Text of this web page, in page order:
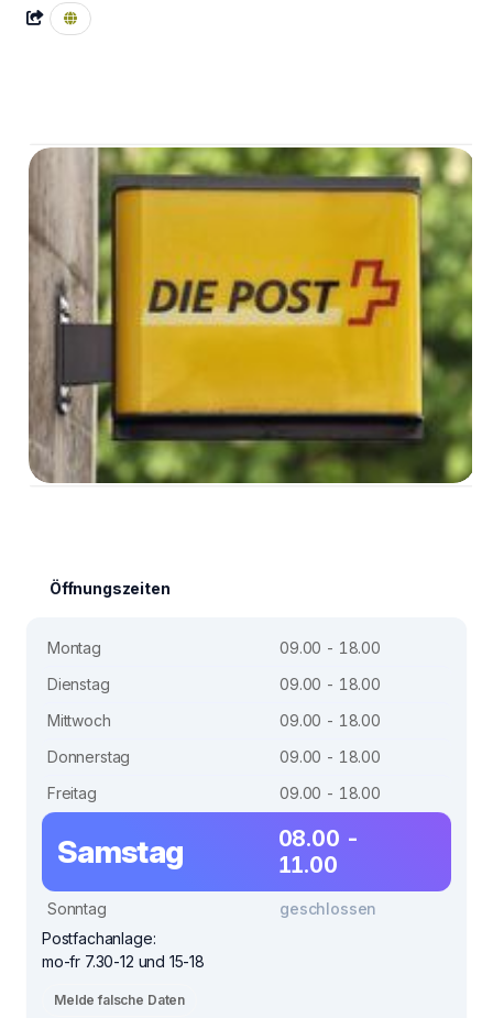
Öffnungszeiten
Montag
09.00 - 18.00
Dienstag
09.00 - 18.00
Mittwoch
09.00 - 18.00
Donnerstag
09.00 - 18.00
Freitag
09.00 - 18.00
Samstag
08.00 -
11.00
Sonntag
geschlossen
Postfachanlage:
mo-fr 7.30-12 und 15-18
Melde falsche Daten